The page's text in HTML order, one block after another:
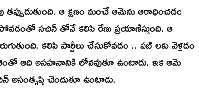
తప్పుడుతుంది. ఆ క్షణం నుంచే ఆమెను ఆరాధించడం
సచిన్ తోనే కలిసి రేణు ప్రయాణిస్తుంది. ఆ
కలిసి పార్టీలు చేసుకోవడం .. పబ్ లకు వెళ్లడం
ఆది అసహనానికి లోనవుతూ ఉంటాడు. ఇక ఆమె
చెందుతూ ఉంటాడు.